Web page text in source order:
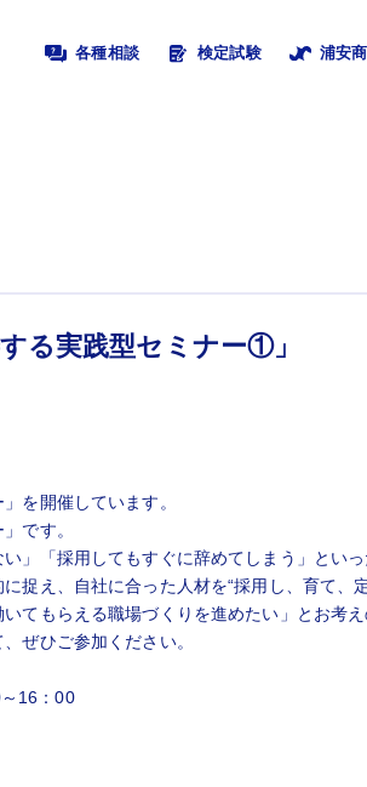
各種相談 検定試験 浦安
る実践型セミナー①」
を開催しています。
です。
」「採用してもすぐに辞めてしまう」とい
捉え、自社に合った人材を“採用し、育て、
てもらえる職場づくりを進めたい」とお考え
ぜひご参加ください。
16：00